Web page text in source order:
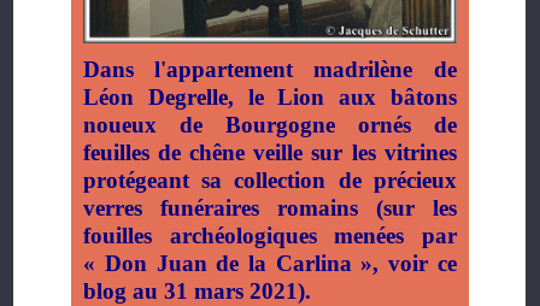
Dans l'appartement madrilène de
Léon Degrelle, le Lion aux bâtons
noueux de Bourgogne ornés de
feuilles de chêne veille sur les vitrines
protégeant sa collection de précieux
verres funéraires romains (sur les
fouilles archéologiques menées par
« Don Juan de la Carlina », voir ce
blog au 31 mars 2021).